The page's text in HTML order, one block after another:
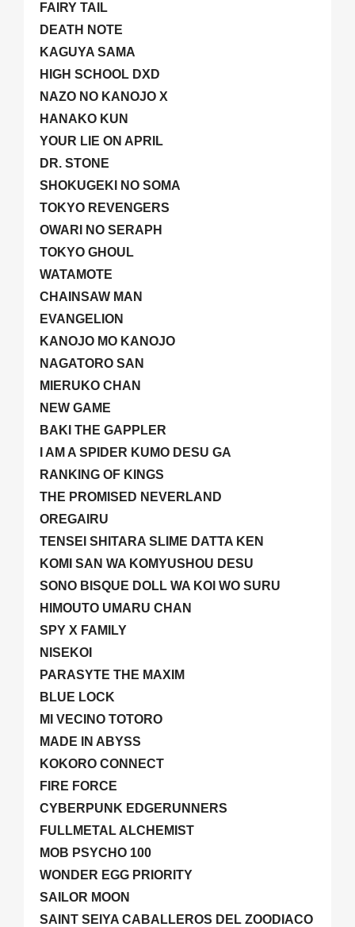
FAIRY TAIL
DEATH NOTE
KAGUYA SAMA
HIGH SCHOOL DXD
NAZO NO KANOJO X
HANAKO KUN
YOUR LIE ON APRIL
DR. STONE
SHOKUGEKI NO SOMA
TOKYO REVENGERS
OWARI NO SERAPH
TOKYO GHOUL
WATAMOTE
CHAINSAW MAN
EVANGELION
KANOJO MO KANOJO
NAGATORO SAN
MIERUKO CHAN
NEW GAME
BAKI THE GAPPLER
I AM A SPIDER KUMO DESU GA
RANKING OF KINGS
THE PROMISED NEVERLAND
OREGAIRU
TENSEI SHITARA SLIME DATTA KEN
KOMI SAN WA KOMYUSHOU DESU
SONO BISQUE DOLL WA KOI WO SURU
HIMOUTO UMARU CHAN
SPY X FAMILY
NISEKOI
PARASYTE THE MAXIM
BLUE LOCK
MI VECINO TOTORO
MADE IN ABYSS
KOKORO CONNECT
FIRE FORCE
CYBERPUNK EDGERUNNERS
FULLMETAL ALCHEMIST
MOB PSYCHO 100
WONDER EGG PRIORITY
SAILOR MOON
SAINT SEIYA CABALLEROS DEL ZOODIACO